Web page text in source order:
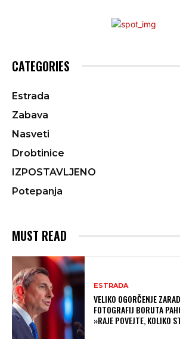
CATEGORIES
Estrada
Zabava
Nasveti
Drobtinice
IZPOSTAVLJENO
Potepanja
MUST READ
ESTRADA
VELIKO OGORČENJE
FOTOGRAFIJ BORUTA
»RAJE POVEJTE, KOLIKO